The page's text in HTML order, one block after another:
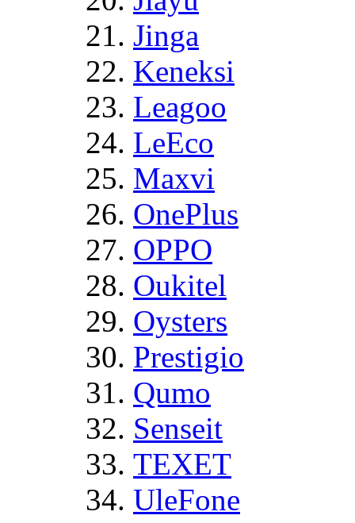
Jinga
Keneksi
Leagoo
LeEco
Maxvi
OnePlus
OPPO
Oukitel
Oysters
Prestigio
Qumo
Senseit
TEXET
UleFone